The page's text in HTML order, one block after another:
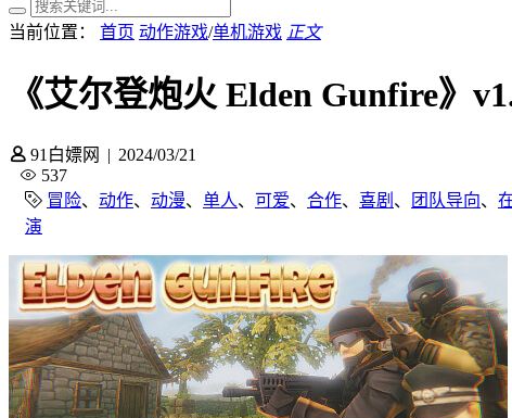
当前位置： 首页 动作游戏/单机游戏 正文
《艾尔登炮火 Elden Gunfire》
91白嫖网 | 2024/03/21
537
冒险、 动作、 动漫、 单人、 可爱、 合作、 喜剧 、 团队导向、
演